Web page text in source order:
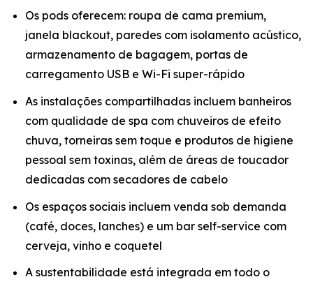
Os pods oferecem: roupa de cama premium,
janela blackout, paredes com isolamento acústico,
armazenamento de bagagem, portas de
carregamento USB e Wi-Fi super-rápido
As instalações compartilhadas incluem banheiros
com qualidade de spa com chuveiros de efeito
chuva, torneiras sem toque e produtos de higiene
pessoal sem toxinas, além de áreas de toucador
dedicadas com secadores de cabelo
Os espaços sociais incluem venda sob demanda
(café, doces, lanches) e um bar self-service com
cerveja, vinho e coquetel
A sustentabilidade está integrada em todo o